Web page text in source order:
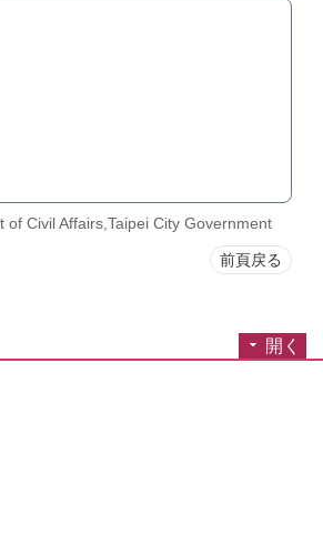
Civil Affairs,Taipei City Government
前頁戻る
開く